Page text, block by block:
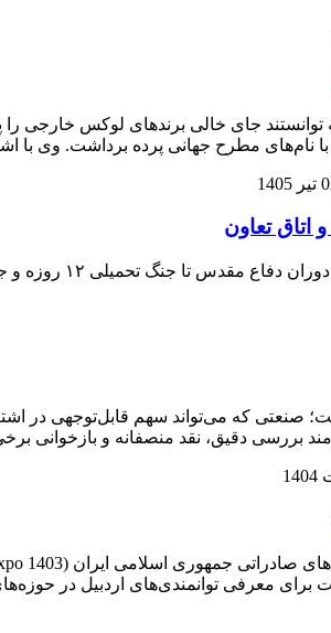
توانستند جای خالی برندهای لوکس
نام‌های مطرح جهانی پرده برداشت. وی با
1405
اتاق تعاون
اصناف همواره یکی از
که می‌تواند سهم قابل‌توجهی در
بررسی دقیق، نقد منصفانه و
معرفی توانمندی‌های اردبیل در